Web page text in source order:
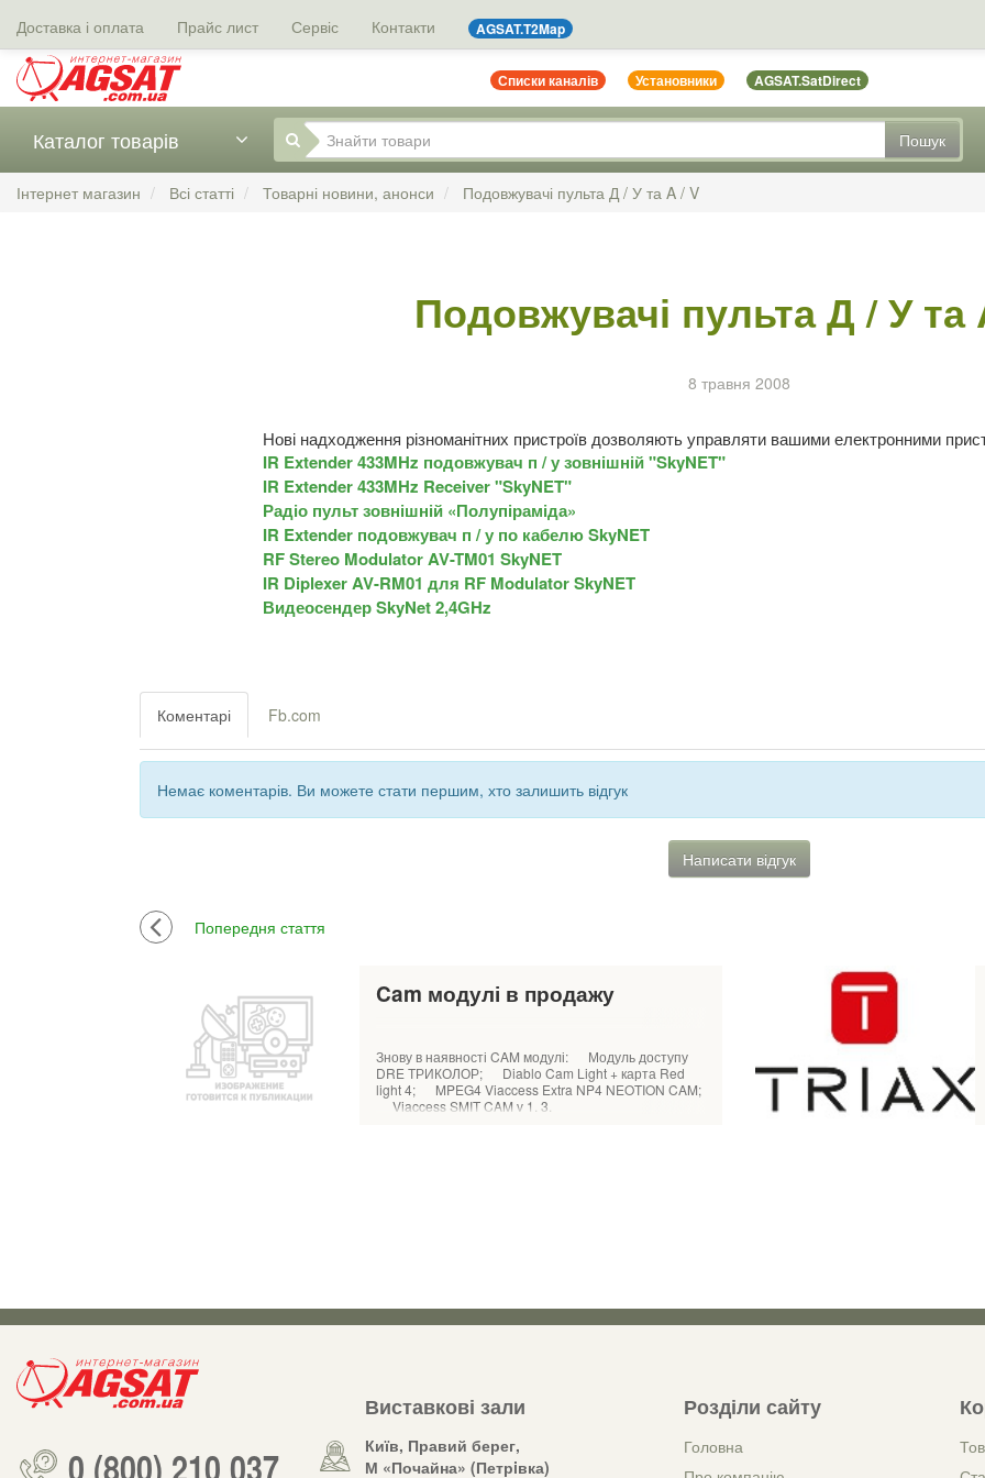
Доставка і оплата Прайс лист Сервіс Контакти AGSAT.T2Map
Списки каналів Установники AGSAT.SatDirect
Пошук
Каталог товарів
Інтернет магазин Всі статті Товарні новини, анонси Подовжувачі пульта Д / У та A / V
Подовжувачі пульта Д / У та
8 травня 2008
Нові надходження різноманітних пристроїв дозволяють управляти вашими електронними
IR Extender 433MHz подовжувач п / у зовнішній "SkyNET"
IR Extender 433MHz Receiver "SkyNET"
Радіо пульт зовнішній «Полупіраміда»
IR Extender подовжувач п / у по кабелю SkyNET
RF Stereo Modulator AV-TM01 SkyNET
IR Diplexer AV-RM01 для RF Modulator SkyNET
Видеосендер SkyNet 2,4GHz
Коментарі Fb.com
Немає коментарів. Ви можете стати першим, хто залишить відгук
Написати відгук
Попередня стаття
Cam модулі в продажу
Знову в наявності CAM модулі: Модуль доступу
DRE ТРИКОЛОР; Diablo Cam Light + карта Red
light 4; MPEG4 Viaccess Extra NP4 NEOTION CAM;
Viaccess SMIT CAM v 1. 3.
0 (800) 210 037
Виставкові зали
Київ, Правий берег,
М «Почайна» (Петрiвка)
Розділи сайту
Головна